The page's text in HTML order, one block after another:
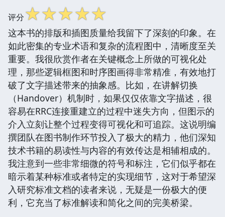
评分☆☆☆☆☆
这本书的排版和插图质量给我留下了深刻的印象。在
如此密集的专业术语和复杂的流程图中，清晰度至关
重要。我很欣赏作者在关键概念上所做的可视化处
理，那些逻辑框图和时序图画得非常精准，有效地打
破了文字描述带来的抽象感。比如，在讲解切换
（Handover）机制时，如果仅仅依靠文字描述，很
容易在RRC连接重建立的过程中迷失方向，但图示的
介入立刻让整个过程变得可视化和可追踪。这说明编
撰团队在图书制作环节投入了极大的精力，他们深知
技术书籍的易读性与内容的有效传达是相辅相成的。
我注意到一些非常细微的符号和标注，它们似乎都在
暗示着某种标准或者特定的实现细节，这对于希望深
入研究标准文档的读者来说，无疑是一份极大的便
利，它充当了标准解读和简化之间的完美桥梁。